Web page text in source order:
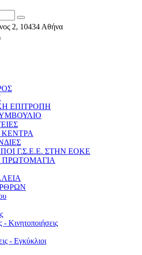
2, 10434 Αθήνα
ΕΠΙΤΡΟΠΗ
ΚΕΝΤΡΑ
Γ.Σ.Ε.Ε. ΣΤΗΝ ΕΟΚΕ
ΠΡΩΤΟΜΑΓΙΑ
Κινητοποιήσεις
- Εγκύκλιοι